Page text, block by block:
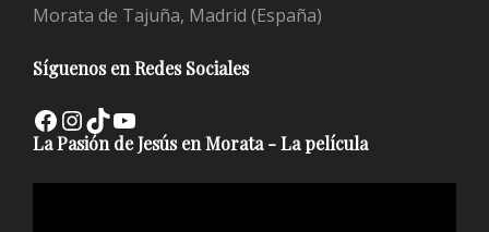
Morata de Tajuña, Madrid (España)
Síguenos en Redes Sociales
Facebook InstagramTikTok YouTube
La Pasión de Jesús en Morata - La película